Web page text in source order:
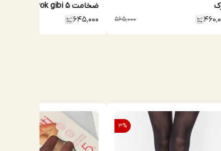
۵۶۵٬۰۰۰
ضخامت ۵ yok gibi
۶۴۵٬۰۰۰
3%